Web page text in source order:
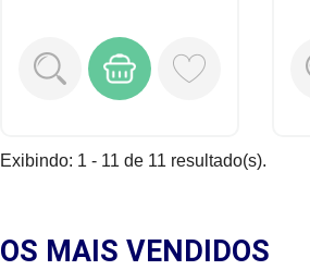
Exibindo: 1 - 11 de 11 resultado(s).
OS MAIS VENDIDOS